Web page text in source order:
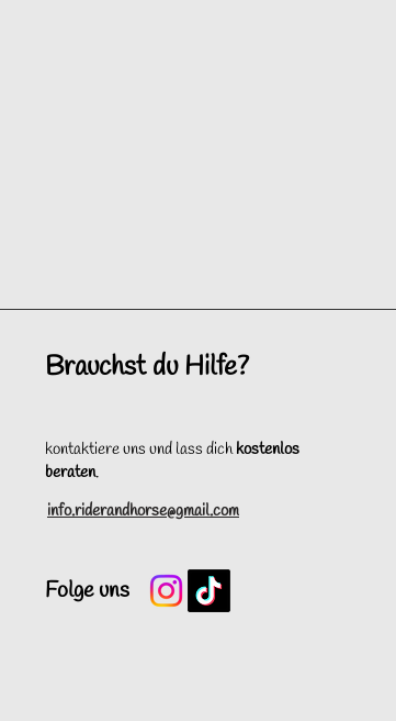
Brauchst du Hilfe?
kontaktiere uns und lass dichkostenlos
beraten.
info.riderandhorse@gmail.com
Folge uns